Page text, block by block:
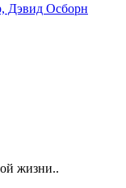
Дэвид Осборн
жизни..